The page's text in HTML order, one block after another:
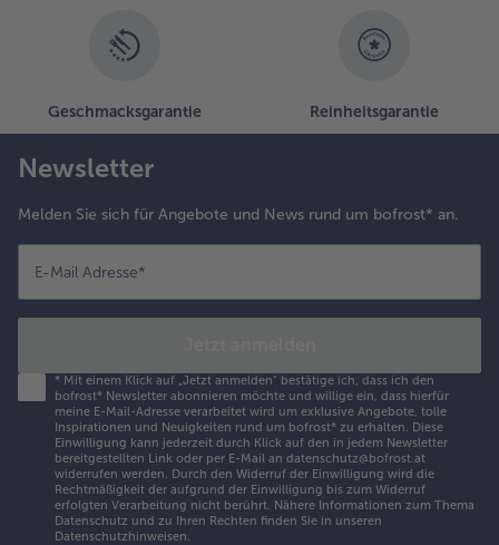
Geschmacksgarantie Reinheitsgarantie
Newsletter
Melden Sie sich für Angebote und News rund um bofrost* an.
E-Mail Adresse*
* Mit einem Klick auf „Jetzt anmelden" bestätige ich, dass ich den
bofrost* Newsletter abonnieren möchte und willige ein, dass hierfür
meine E-Mail-Adresse verarbeitet wird um exklusive Angebote, tolle
Inspirationen und Neuigkeiten rund um bofrost* zu erhalten. Diese
Einwilligung kann jederzeit durch Klick auf den in jedem Newsletter
bereitgestellten Link oder per E-Mail an datenschutz@bofrost.at
widerrufen werden. Durch den Widerruf der Einwilligung wird die
Rechtmäßigkeit der aufgrund der Einwilligung bis zum Widerruf
erfolgten Verarbeitung nicht berührt. Nähere Informationen zum Thema
Datenschutz und zu Ihren Rechten finden Sie in unseren
Datenschutzhinweisen.